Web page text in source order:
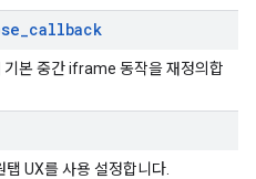
_callback
기본 중간 iframe 동작을 재정의합
UX를 사용 설정합니다.